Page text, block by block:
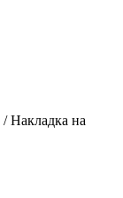
/ Накладка на